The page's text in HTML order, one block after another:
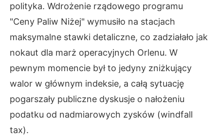
polityka. Wdrożenie rządowego programu
"Ceny Paliw Niżej" wymusiło na stacjach
maksymalne stawki detaliczne, co zadziałało jak
nokaut dla marż operacyjnych Orlenu. W
pewnym momencie był to jedyny zniżkujący
walor w głównym indeksie, a całą sytuację
pogarszały publiczne dyskusje o nałożeniu
podatku od nadmiarowych zysków (windfall
tax).